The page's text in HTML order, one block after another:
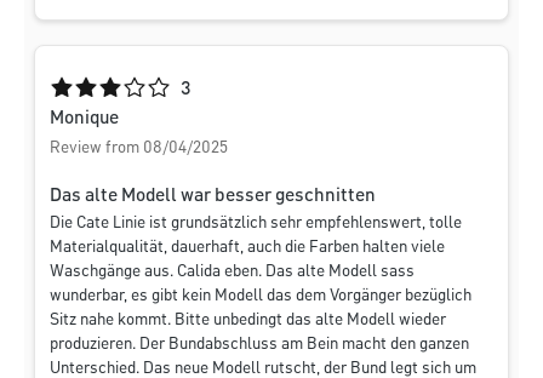
Average rating of 3 out of 5 stars
3
Monique
Review from 08/04/2025
Das alte Modell war besser geschnitten
Die Cate Linie ist grundsätzlich sehr empfehlenswert, tolle
Materialqualität, dauerhaft, auch die Farben halten viele
Waschgänge aus. Calida eben. Das alte Modell sass
wunderbar, es gibt kein Modell das dem Vorgänger bezüglich
Sitz nahe kommt. Bitte unbedingt das alte Modell wieder
produzieren. Der Bundabschluss am Bein macht den ganzen
Unterschied. Das neue Modell rutscht, der Bund legt sich um